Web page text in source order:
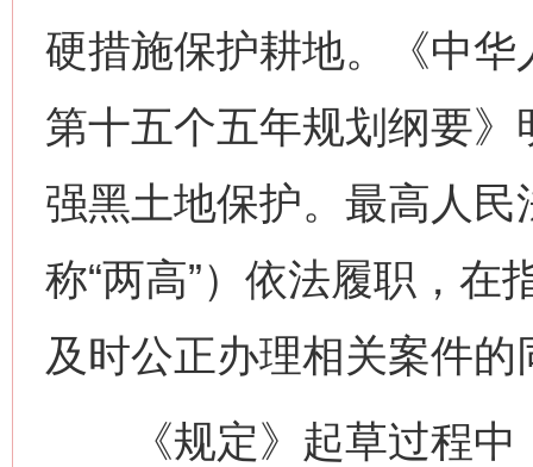
硬措施保护耕地。《中
第十五个五年规划纲要
强黑土地保护。最高人
称“两高”）依法履职，在
及时公正办理相关案件
《规定》起草过程中